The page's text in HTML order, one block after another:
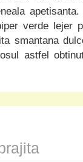
verde lejer
smantana
astfel